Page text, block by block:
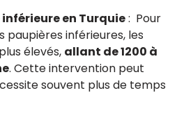
en Turquie: Pour
inférieures, les
élevés, allant de 1200 à
. Cette intervention peut
souvent plus de temps